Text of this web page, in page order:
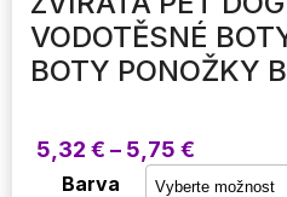
VODOTĚSNÉ
BOTY PONOŽKY
5,32 € – 5,75 €
cen:
Barva